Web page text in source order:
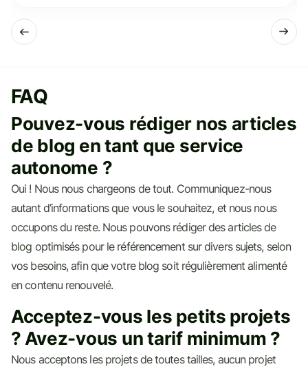
FAQ
Pouvez-vous rédiger nos articles
de blog en tant que service
autonome ?
Oui ! Nous nous chargeons de tout. Communiquez-nous
autant d’informations que vous le souhaitez, et nous nous
occupons du reste. Nous pouvons rédiger des articles de
blog optimisés pour le référencement sur divers sujets, selon
vos besoins, afin que votre blog soit régulièrement alimenté
en contenu renouvelé.
Acceptez-vous les petits projets
? Avez-vous un tarif minimum ?
Nous acceptons les projets de toutes tailles, aucun projet